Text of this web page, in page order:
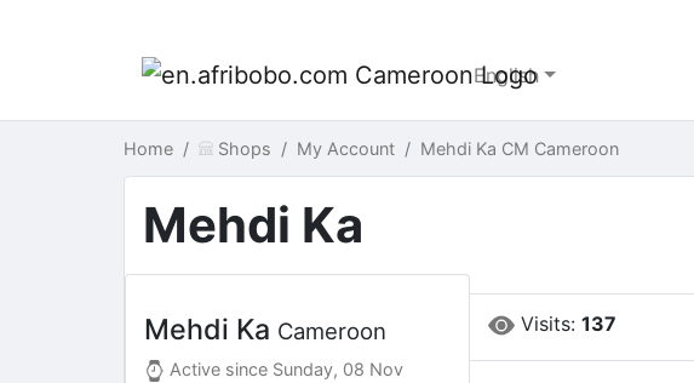
English
Home Shops My Account Mehdi Ka CM Cameroon
Mehdi Ka
Visits: 137
Mehdi Ka Cameroon
Active since Sunday, 08 Nov